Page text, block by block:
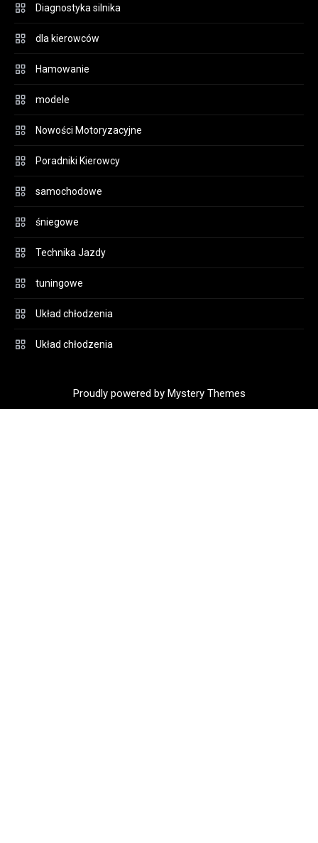
Diagnostyka silnika
dla kierowców
Hamowanie
modele
Nowości Motoryzacyjne
Poradniki Kierowcy
samochodowe
śniegowe
Technika Jazdy
tuningowe
Układ chłodzenia
Układ chłodzenia
Proudly powered by Mystery Themes